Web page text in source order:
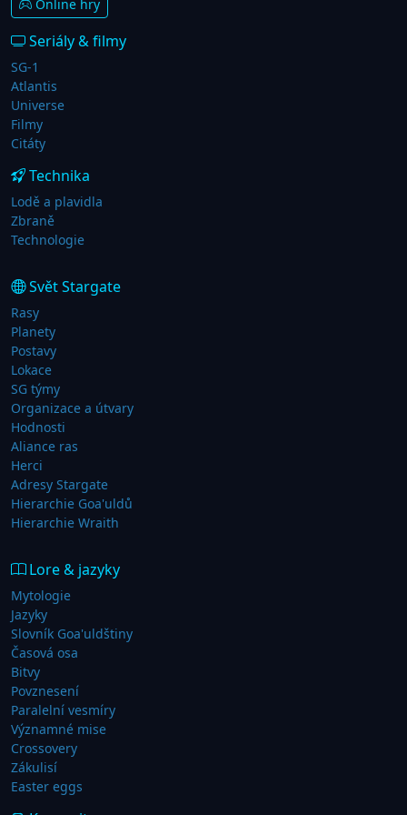
Online hry
Seriály & filmy
SG-1
Atlantis
Universe
Filmy
Citáty
Technika
Lodě a plavidla
Zbraně
Technologie
Svět Stargate
Rasy
Planety
Postavy
Lokace
SG týmy
Organizace a útvary
Hodnosti
Aliance ras
Herci
Adresy Stargate
Hierarchie Goa'uldů
Hierarchie Wraith
Lore & jazyky
Mytologie
Jazyky
Slovník Goa'uldštiny
Časová osa
Bitvy
Povznesení
Paralelní vesmíry
Významné mise
Crossovery
Zákulisí
Easter eggs